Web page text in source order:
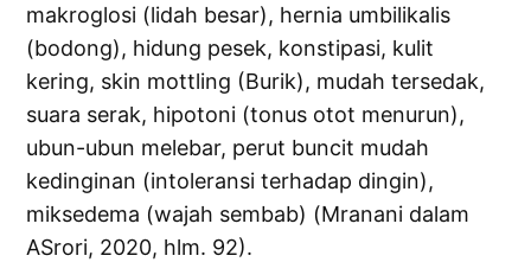
makroglosi (lidah besar), hernia umbilikalis
(bodong), hidung pesek, konstipasi, kulit
kering, skin mottling (Burik), mudah tersedak,
suara serak, hipotoni (tonus otot menurun),
ubun-ubun melebar, perut buncit mudah
kedinginan (intoleransi terhadap dingin),
miksedema (wajah sembab) (Mranani dalam
ASrori, 2020, hlm. 92).